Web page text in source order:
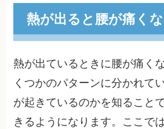
熱が出ると腰が痛く
熱が出ているときに腰が痛く
くつかのパターンに分かれて
が起きているのかを知ること
きるようになります。ここで